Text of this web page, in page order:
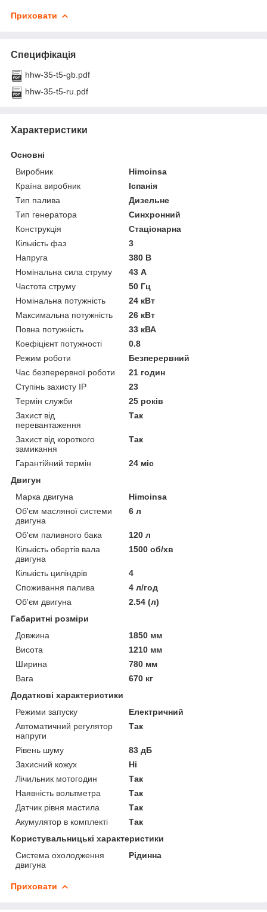
Приховати
Специфікація
hhw-35-t5-gb.pdf
hhw-35-t5-ru.pdf
Характеристики
Основні
Виробник
Himoinsa
Країна виробник
Іспанія
Тип палива
Дизельне
Тип генератора
Синхронний
Конструкція
Стаціонарна
Кількість фаз
3
Напруга
380 В
Номінальна сила струму
43 А
Частота струму
50 Гц
Номінальна потужність
24 кВт
Максимальна потужність
26 кВт
Повна потужність
33 кВА
Коефіцієнт потужності
0.8
Режим роботи
Безперервний
Час безперервної роботи
21 годин
Ступінь захисту IP
23
Термін служби
25 років
Захист від
перевантаження
Так
Захист від короткого
замикання
Так
Гарантійний термін
24 міс
Двигун
Марка двигуна
Himoinsa
Об'єм масляної системи
двигуна
6 л
Об'єм паливного бака
120 л
Кількість обертів вала
двигуна
1500 об/хв
Кількість циліндрів
4
Споживання палива
4 л/год
Об'єм двигуна
2.54 (л)
Габаритні розміри
Довжина
1850 мм
Висота
1210 мм
Ширина
780 мм
Вага
670 кг
Додаткові характеристики
Режими запуску
Електричний
Автоматичний регулятор
напруги
Так
Рівень шуму
83 дБ
Захисний кожух
Ні
Лічильник мотогодин
Так
Наявність вольтметра
Так
Датчик рівня мастила
Так
Акумулятор в комплекті
Так
Користувальницькі характеристики
Система охолодження
двигуна
Рідинна
Приховати